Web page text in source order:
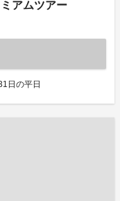
アムツアー
日の平日